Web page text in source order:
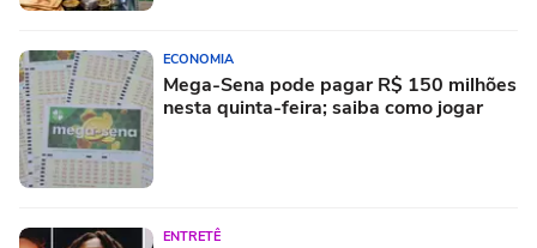
ECONOMIA
Mega-Sena pode pagar R$ 150 milhões
nesta quinta-feira; saiba como jogar
ENTRETÊ